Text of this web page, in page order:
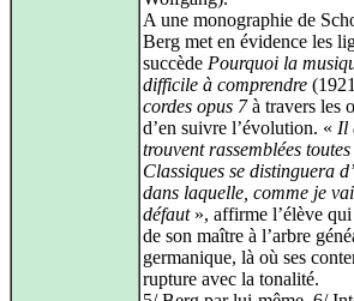
A une monographie de
Berg met en évidence les
succède Pourquoi la
difficile à comprendre
cordes opus 7à travers les
d’en suivre l’évolution. « Il
trouvent rassemblées
Classiques se distinguera
dans laquelle, comme je
défaut», affirme l’élève
de son maître à l’arbre
germanique, là où ses
rupture avec la tonalité.